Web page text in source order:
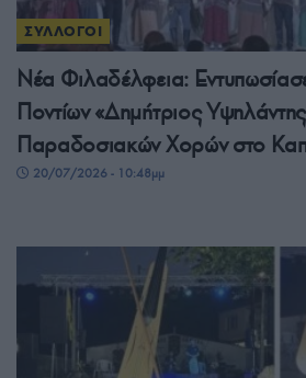
ΣΥΛΛΟΓΟΙ
Νέα Φιλαδέλφεια:
Ποντίων «Δημήτριος
Παραδοσιακών Χορών στο
20/07/2026 - 10:48μμ